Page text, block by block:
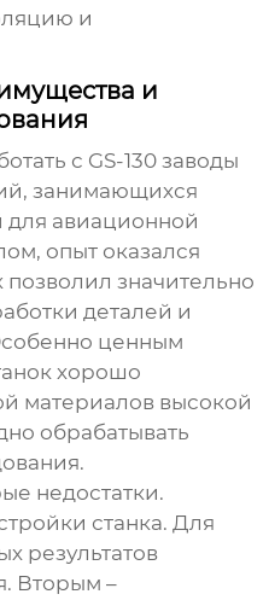
и
и
с GS-130 заводы
занимающихся
для авиационной
опыт оказался
значительно
деталей и
ценным
хорошо
материалов высокой
обрабатывать
недостатки.
станка. Для
результатов
Вторым –